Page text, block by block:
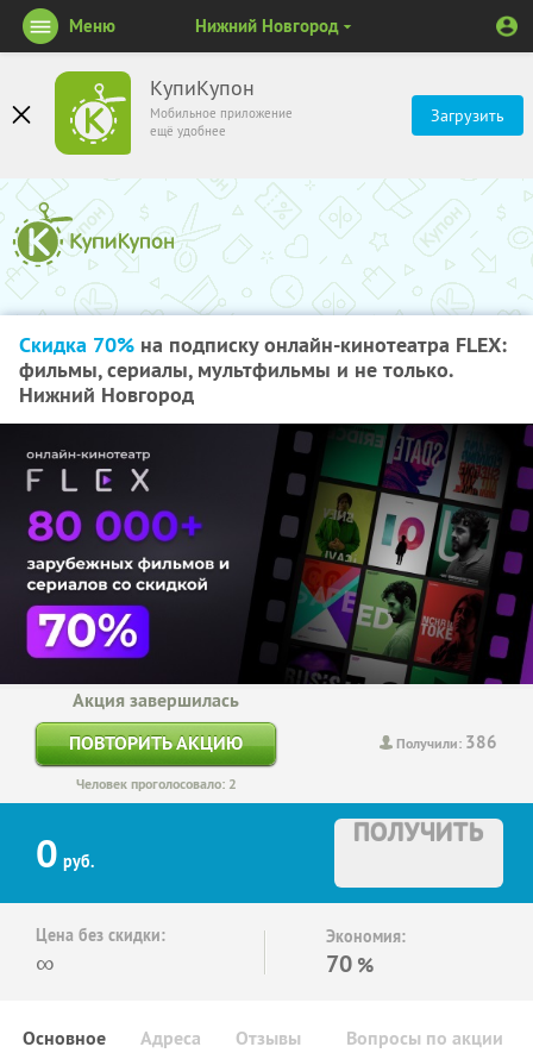
КупиКупон
Мобильное приложение
ещё удобнее
Загрузить
Меню Нижний Новгород
Скидка 70% на подписку онлайн-кинотеатра FLEX:
фильмы, сериалы, мультфильмы и не только.
Нижний Новгород
Получили: 386
Акция завершилась
ПОВТОРИТЬ АКЦИЮ
Человек проголосовало: 2
0 руб.
ПОЛУЧИТЬ
Цена без скидки:
∞
Экономия:
70 %
Основное Отзывы Вопросы по акции
Адреса